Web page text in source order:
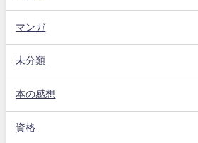
マンガ
未分類
本の感想
資格